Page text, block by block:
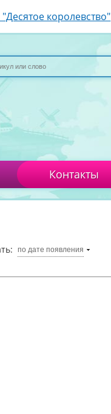
королевство"
Контакты
по дате появления